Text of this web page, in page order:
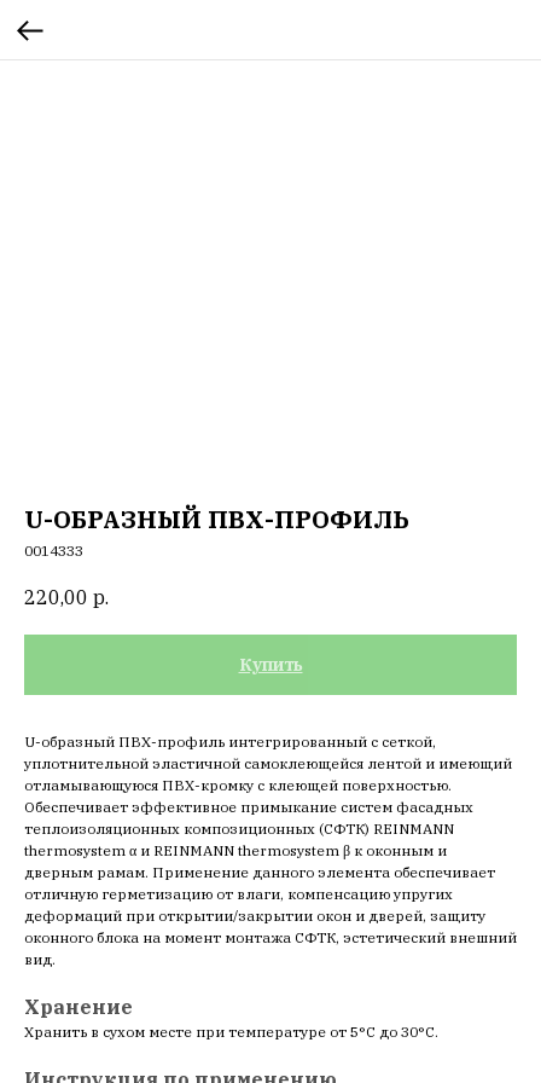
U-ОБРАЗНЫЙ ПВХ-ПРОФИЛЬ
0014333
220,00 р.
Купить
U-образный ПВХ-профиль интегрированный с сеткой,
уплотнительной эластичной самоклеющейся лентой и имеющий
отламывающуюся ПВХ-кромку с клеющей поверхностью.
Обеспечивает эффективное примыкание систем фасадных
теплоизоляционных композиционных (СФТК) REINMANN
thermosystem α и REINMANN thermosystem β к оконным и
дверным рамам. Применение данного элемента обеспечивает
отличную герметизацию от влаги, компенсацию упругих
деформаций при открытии/закрытии окон и дверей, защиту
оконного блока на момент монтажа СФТК, эстетический внешний
вид.
Хранение
Хранить в сухом месте при температуре от 5°С до 30°С.